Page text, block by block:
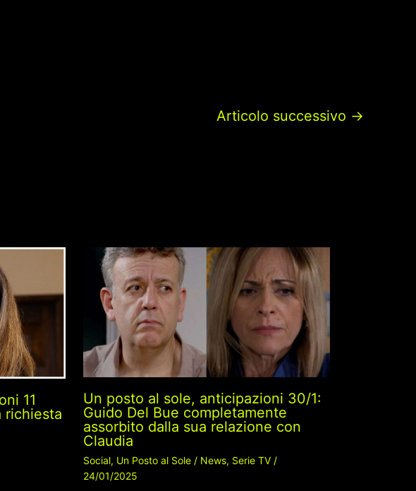
Articolo successivo →
11
richiesta
Un posto al sole, anticipazioni 30/1:
Guido Del Bue completamente
assorbito dalla sua relazione con
Claudia
Social, Un Posto al Sole / News, Serie TV /
24/01/2025